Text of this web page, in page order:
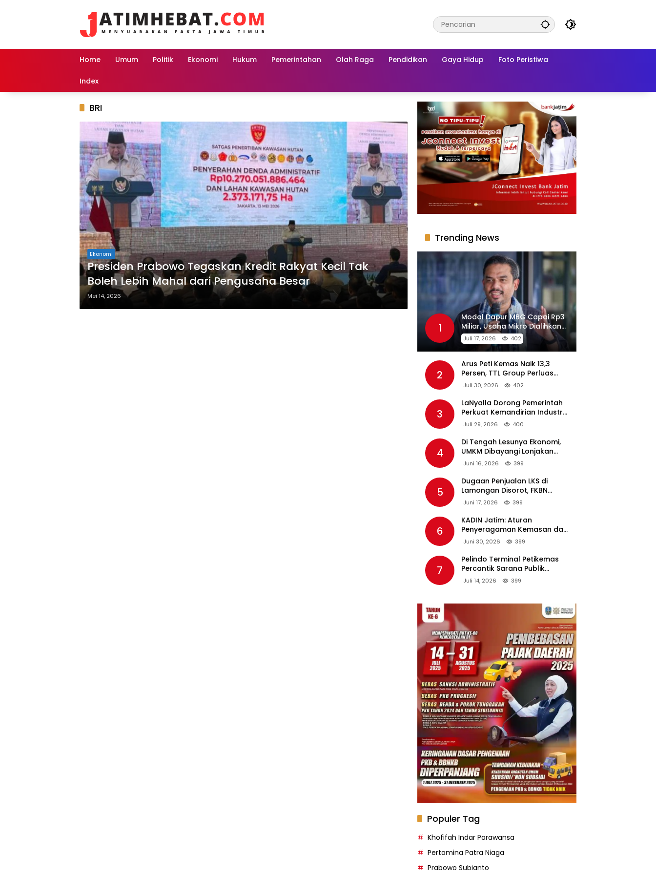
Home Umum Politik Ekonomi Hukum Pemerintahan Olah Raga Pendidikan Gaya Hidup Foto Peristiwa
Index
BRI
Ekonomi
Presiden Prabowo Tegaskan Kredit Rakyat Kecil Tak
Boleh Lebih Mahal dari Pengusaha Besar
Mei 14, 2026
Trending News
1
Modal Dapur MBG Capai Rp3
Miliar, Usaha Mikro Dialihkan
Jadi Pemasok
Juli 17, 2026 402
2
Arus Peti Kemas Naik 13,3
Persen, TTL Group Perluas
Konektivitas Maritim Global
Juli 30, 2026 402
3
LaNyalla Dorong Pemerintah
Perkuat Kemandirian Industri
Pertahanan Maritim Lewat PT
Juli 29, 2026 400
4
Di Tengah Lesunya Ekonomi,
UMKM Dibayangi Lonjakan
Harga BBM Nonsubsidi
Juni 16, 2026 399
5
Dugaan Penjualan LKS di
Lamongan Disorot, FKBN
Minta APH dan Dinas
Juni 17, 2026 399
6
KADIN Jatim: Aturan
Penyeragaman Kemasan dan
Larangan Bahan Tambahan
Tembakau
Juni 30, 2026 399
7
Pelindo Terminal Petikemas
Percantik Sarana Publik
Warga Ring 1 Terminal Teluk
Juli 14, 2026 399
Populer Tag
Khofifah Indar Parawansa
Pertamina Patra Niaga
Prabowo Subianto